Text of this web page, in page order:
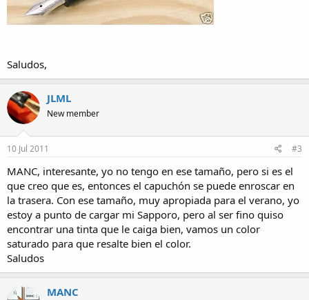
Saludos,
JLML
New member
10 Jul 2011 #3
MANC, interesante, yo no tengo en ese tamaño, pero si es el
que creo que es, entonces el capuchón se puede enroscar en
la trasera. Con ese tamaño, muy apropiada para el verano, yo
estoy a punto de cargar mi Sapporo, pero al ser fino quiso
encontrar una tinta que le caiga bien, vamos un color
saturado para que resalte bien el color.
Saludos
MANC